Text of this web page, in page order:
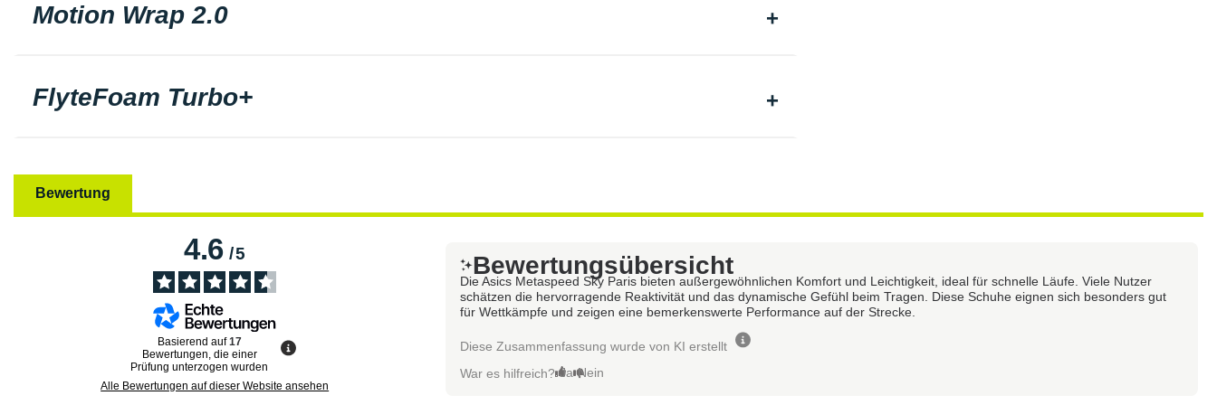
Motion Wrap 2.0
FlyteFoam Turbo+
Bewertung
4.6/5
Basierend auf17
Bewertungen, die einer
Prüfung unterzogen wurden
Alle Bewertungen auf dieser Website ansehen
Bewertungsübersicht
Die Asics Metaspeed Sky Paris bieten außergewöhnlichen Komfort und Leichtigkeit, ideal für schnelle Läufe. Viele Nutzer
schätzen die hervorragende Reaktivität und das dynamische Gefühl beim Tragen. Diese Schuhe eignen sich besonders gut
für Wettkämpfe und zeigen eine bemerkenswerte Performance auf der Strecke.
Diese Zusammenfassung wurde von KI erstellt
War es hilfreich? Ja Nein